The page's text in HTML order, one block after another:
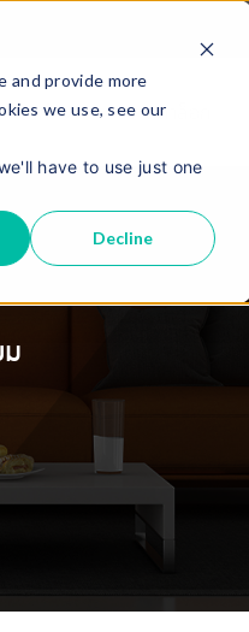
and provide more
we use, see our
have to use just one
Decline
ภัณฑ์ แคตตาล็อก
ม